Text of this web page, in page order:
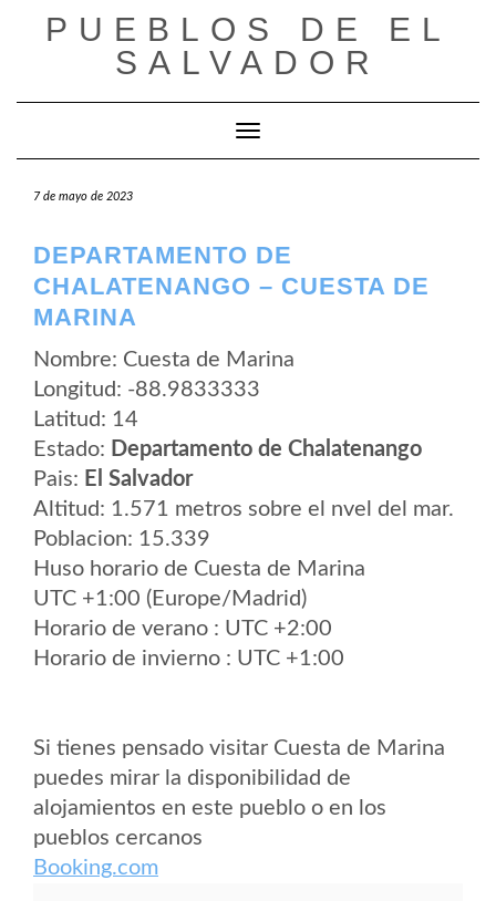
PUEBLOS DE EL
SALVADOR
Cambiar modo de navegación
7 de mayo de 2023
DEPARTAMENTO DE
CHALATENANGO – CUESTA DE
MARINA
Nombre: Cuesta de Marina
Longitud: -88.9833333
Latitud: 14
Estado: Departamento de Chalatenango
Pais: El Salvador
Altitud: 1.571 metros sobre el nvel del mar.
Poblacion: 15.339
Huso horario de Cuesta de Marina
UTC +1:00 (Europe/Madrid)
Horario de verano : UTC +2:00
Horario de invierno : UTC +1:00
Si tienes pensado visitar Cuesta de Marina
puedes mirar la disponibilidad de
alojamientos en este pueblo o en los
pueblos cercanos
Booking.com